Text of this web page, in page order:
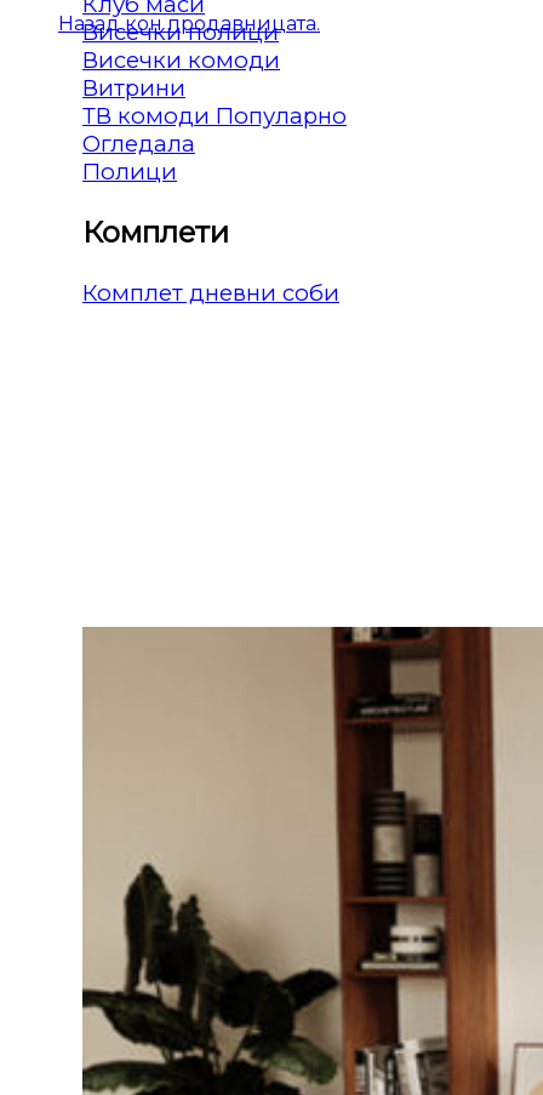
Назад кон продавницата.
Висечки полици
Висечки комоди
Витрини
ТВ комоди
Огледала
Полици
Комплети
Комплет дневни соби